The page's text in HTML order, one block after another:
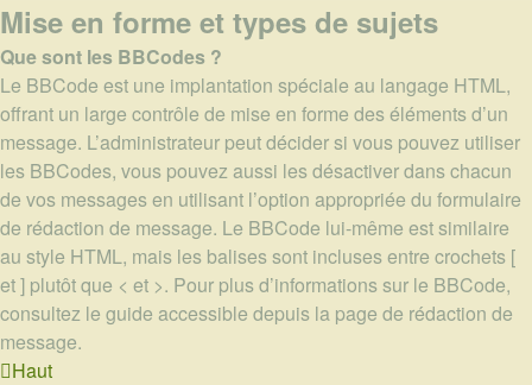
Mise en forme et types de sujets
Que sont les BBCodes ?
Le BBCode est une implantation spéciale au langage HTML,
offrant un large contrôle de mise en forme des éléments d’un
message. L’administrateur peut décider si vous pouvez utiliser
les BBCodes, vous pouvez aussi les désactiver dans chacun
de vos messages en utilisant l’option appropriée du formulaire
de rédaction de message. Le BBCode lui-même est similaire
au style HTML, mais les balises sont incluses entre crochets [
et ] plutôt que < et >. Pour plus d’informations sur le BBCode,
consultez le guide accessible depuis la page de rédaction de
message.
Haut